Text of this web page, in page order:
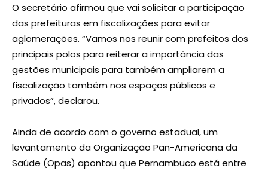
O secretário afirmou que vai solicitar a participação
das prefeituras em fiscalizações para evitar
aglomerações. “Vamos nos reunir com prefeitos dos
principais polos para reiterar a importância das
gestões municipais para também ampliarem a
fiscalização também nos espaços públicos e
privados”, declarou.
Ainda de acordo com o governo estadual, um
levantamento da Organização Pan-Americana da
Saúde (Opas) apontou que Pernambuco está entre